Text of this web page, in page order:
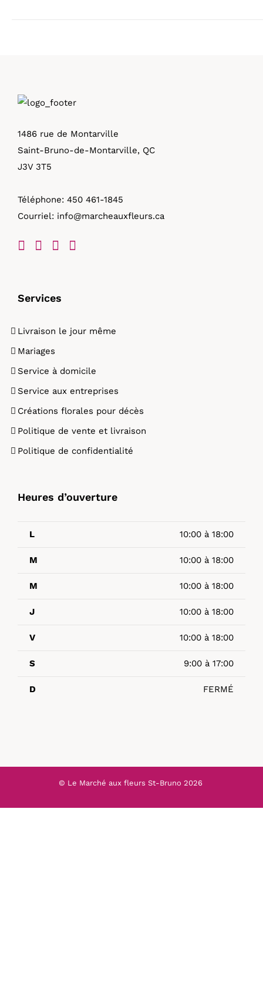
produit
1486 rue de Montarville
Saint-Bruno-de-Montarville, QC
J3V 3T5
Téléphone: 450 461-1845
Courriel: info@marcheauxfleurs.ca
Services
Livraison le jour même
Mariages
Service à domicile
Service aux entreprises
Créations florales pour décès
Politique de vente et livraison
Politique de confidentialité
Heures d’ouverture
L 10:00 à 18:00
M 10:00 à 18:00
M 10:00 à 18:00
J 10:00 à 18:00
V 10:00 à 18:00
S 9:00 à 17:00
D FERMÉ
© Le Marché aux fleurs St-Bruno 2026